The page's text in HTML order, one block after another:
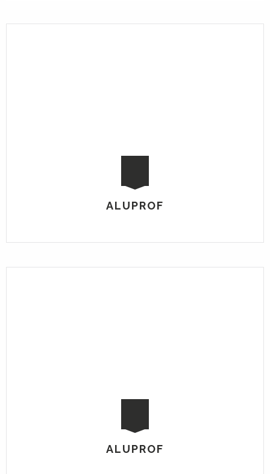
ALUPROF
ALUPROF